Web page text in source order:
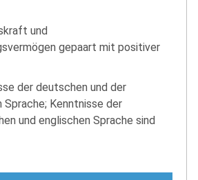
und
gepaart mit positiver
der deutschen und der
Sprache; Kenntnisse der
und englischen Sprache sind